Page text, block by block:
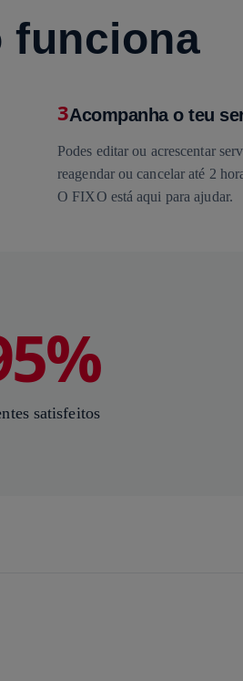
funciona
3Acompanha o teu
Podes editar ou acrescentar
reagendar ou cancelar até 2
O FIXO está aqui para ajudar.
satisfeitos